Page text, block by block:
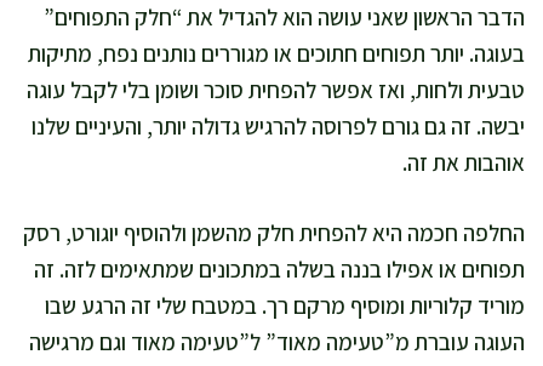
הדבר הראשון שאני עושה הוא להגדיל את “חלק התפוחים”
בעוגה. יותר תפוחים חתוכים או מגוררים נותנים נפח, מתיקות
טבעית ולחות, ואז אפשר להפחית סוכר ושומן בלי לקבל עוגה
יבשה. זה גם גורם לפרוסה להרגיש גדולה יותר, והעיניים שלנו
אוהבות את זה.
החלפה חכמה היא להפחית חלק מהשמן ולהוסיף יוגורט, רסק
תפוחים או אפילו בננה בשלה במתכונים שמתאימים לזה. זה
מוריד קלוריות ומוסיף מרקם רך. במטבח שלי זה הרגע שבו
העוגה עוברת מ”טעימה מאוד” ל”טעימה מאוד וגם מרגישה